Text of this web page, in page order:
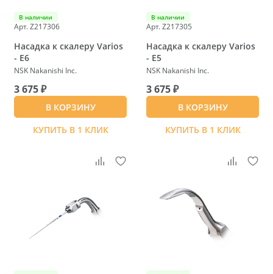
В наличии
Арт. Z217306
Насадка к скалеру Varios
- E6
NSK Nakanishi Inc.
3 675 ₽
В КОРЗИНУ
КУПИТЬ В 1 КЛИК
В наличии
Арт. Z217305
Насадка к скалеру Varios
- E5
NSK Nakanishi Inc.
3 675 ₽
В КОРЗИНУ
КУПИТЬ В 1 КЛИК